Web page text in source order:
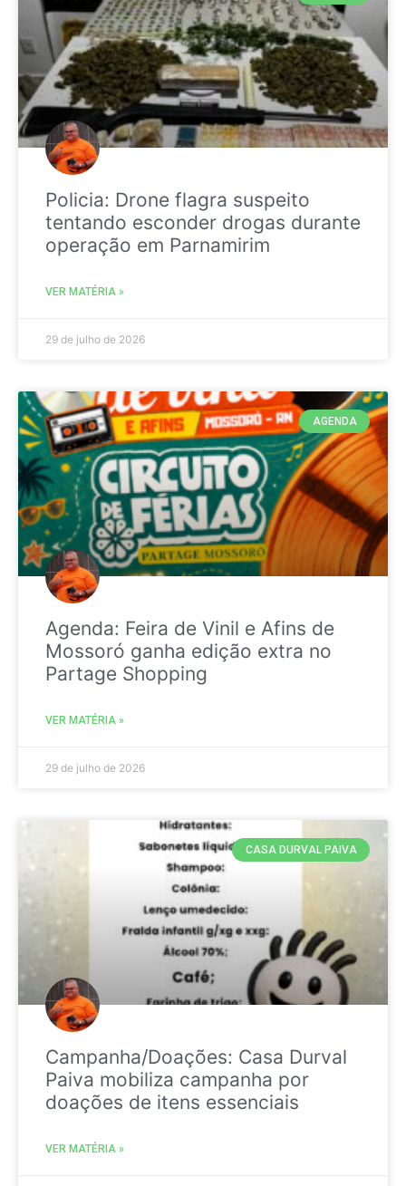
Policia: Drone flagra suspeito
tentando esconder drogas durante
operação em Parnamirim
VER MATÉRIA »
29 de julho de 2026
AGENDA
Agenda: Feira de Vinil e Afins de
Mossoró ganha edição extra no
Partage Shopping
VER MATÉRIA »
29 de julho de 2026
CASA DURVAL PAIVA
Campanha/Doações: Casa Durval
Paiva mobiliza campanha por
doações de itens essenciais
VER MATÉRIA »